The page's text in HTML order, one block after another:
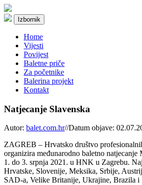
Izbornik
Home
Vijesti
Povijest
Baletne priče
Za početnike
Balerina projekt
Kontakt
Natjecanje Slavenska
Autor: balet.com.hr//Datum objave:
ZAGREB – Hrvatsko društvo
organizira međunarodno baletno natjecanje
1. do 3. srpnja 2021. u HNK u Zagrebu.
Hrvatske, Slovenije, Meksika, Srbije,
SAD-a, Velike Britanije, Ukrajine, Brazila i